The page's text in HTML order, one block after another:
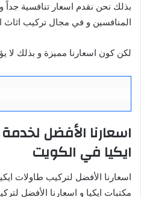
بذلك نحن نقدم اسعار تنافسية
المنافسين و في مجال تركيب اثاث
لكن كون اسعارنا مميزة و بذلك لا
اسعارنا الأفضل
ايكيا في الكويت
اسعارنا الأفضل لتركيب طاولات
مكتبات ايكيا و اسعارنا الأفضل